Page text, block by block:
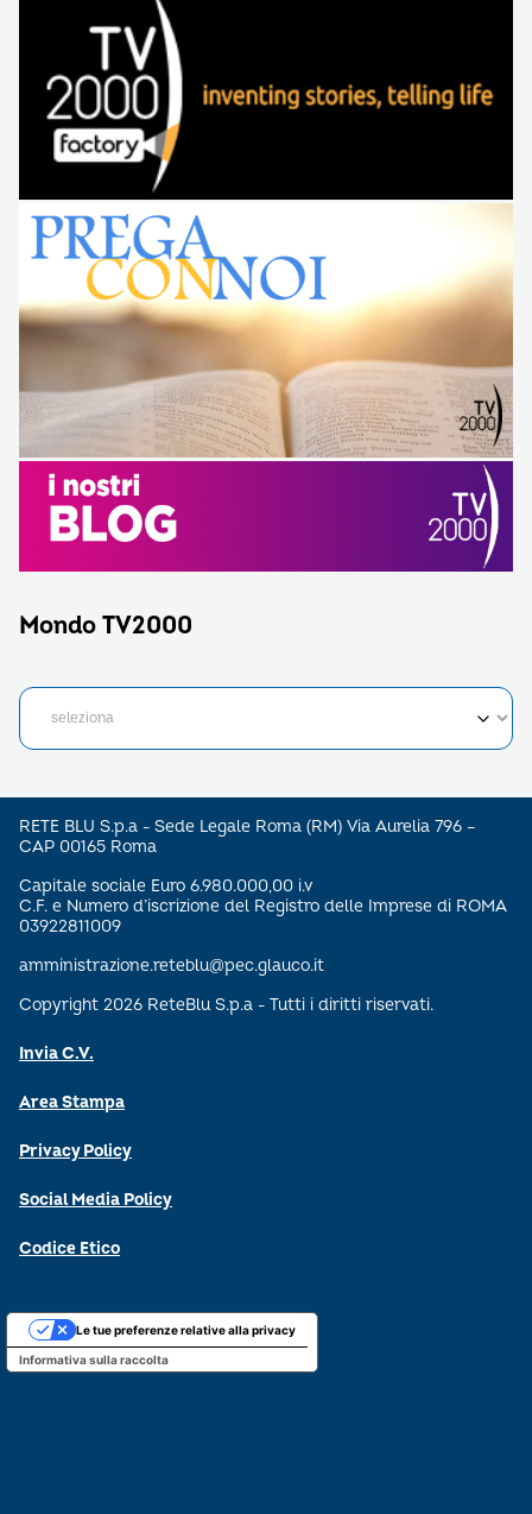
Mondo TV2000
RETE BLU S.p.a - Sede Legale Roma (RM) Via Aurelia 796 –
CAP 00165 Roma
Capitale sociale Euro 6.980.000,00 i.v
C.F. e Numero d’iscrizione del Registro delle Imprese di ROMA
03922811009
amministrazione.reteblu@pec.glauco.it
Copyright 2026 ReteBlu S.p.a - Tutti i diritti riservati.
Invia C.V.
Area Stampa
Privacy Policy
Social Media Policy
Codice Etico
Informativa sulla raccolta
Le tue preferenze relative alla privacy